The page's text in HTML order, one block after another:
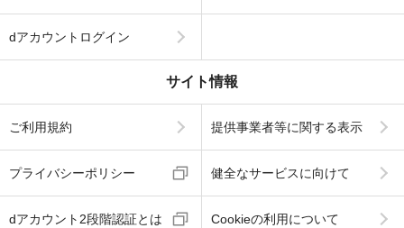
dアカウントログイン
サイト情報
ご利用規約 提供事業者等に関する表示
プライバシーポリシー 健全なサービスに向けて
dアカウント2段階認証とは Cookieの利用について